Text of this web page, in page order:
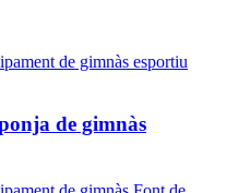
de gimnàs